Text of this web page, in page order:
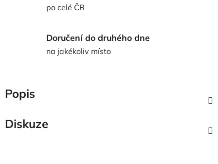
po celé ČR
Doručení do druhého dne
na jakékoliv místo
Popis
Diskuze